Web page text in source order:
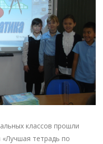
классов прошли
тетрадь по